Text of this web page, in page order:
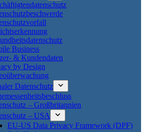
Business
& Kundendaten
by Design
Datenschutz
– Großbritannien
– USA
EU-US Data Privacy Framework (DPF)